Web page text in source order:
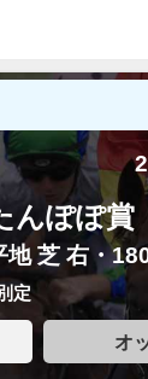
んぽぽ賞
地 芝 右・
定
オ